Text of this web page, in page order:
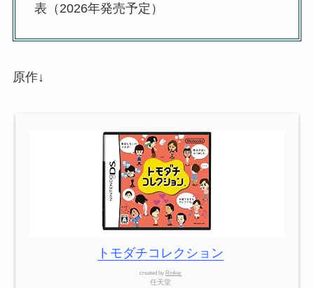
表（2026年発売予定）
原作↓
トモダチコレクション
created by Rinker
任天堂